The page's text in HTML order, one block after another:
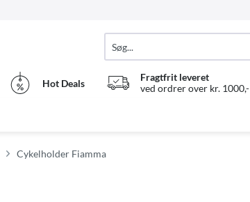
Hot Deals
Fragtfrit leveret
ved ordrer over kr. 1000,-
Cykelholder Fiamma